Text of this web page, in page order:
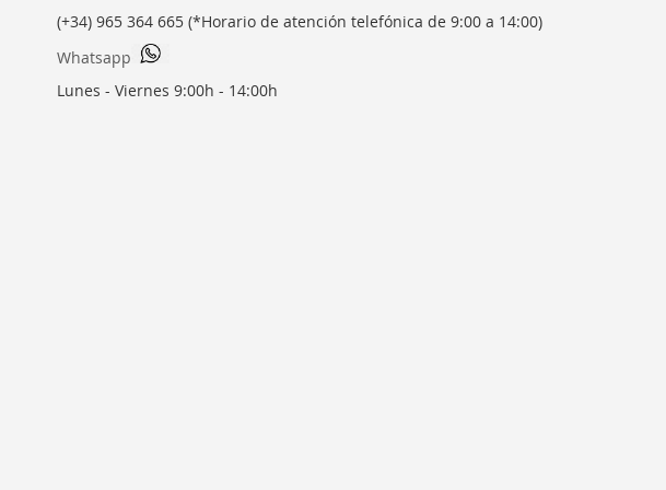
(+34) 965 364 665 (*Horario de atención telefónica de 9:00 a 14:00)
Whatsapp
Lunes - Viernes 9:00h - 14:00h